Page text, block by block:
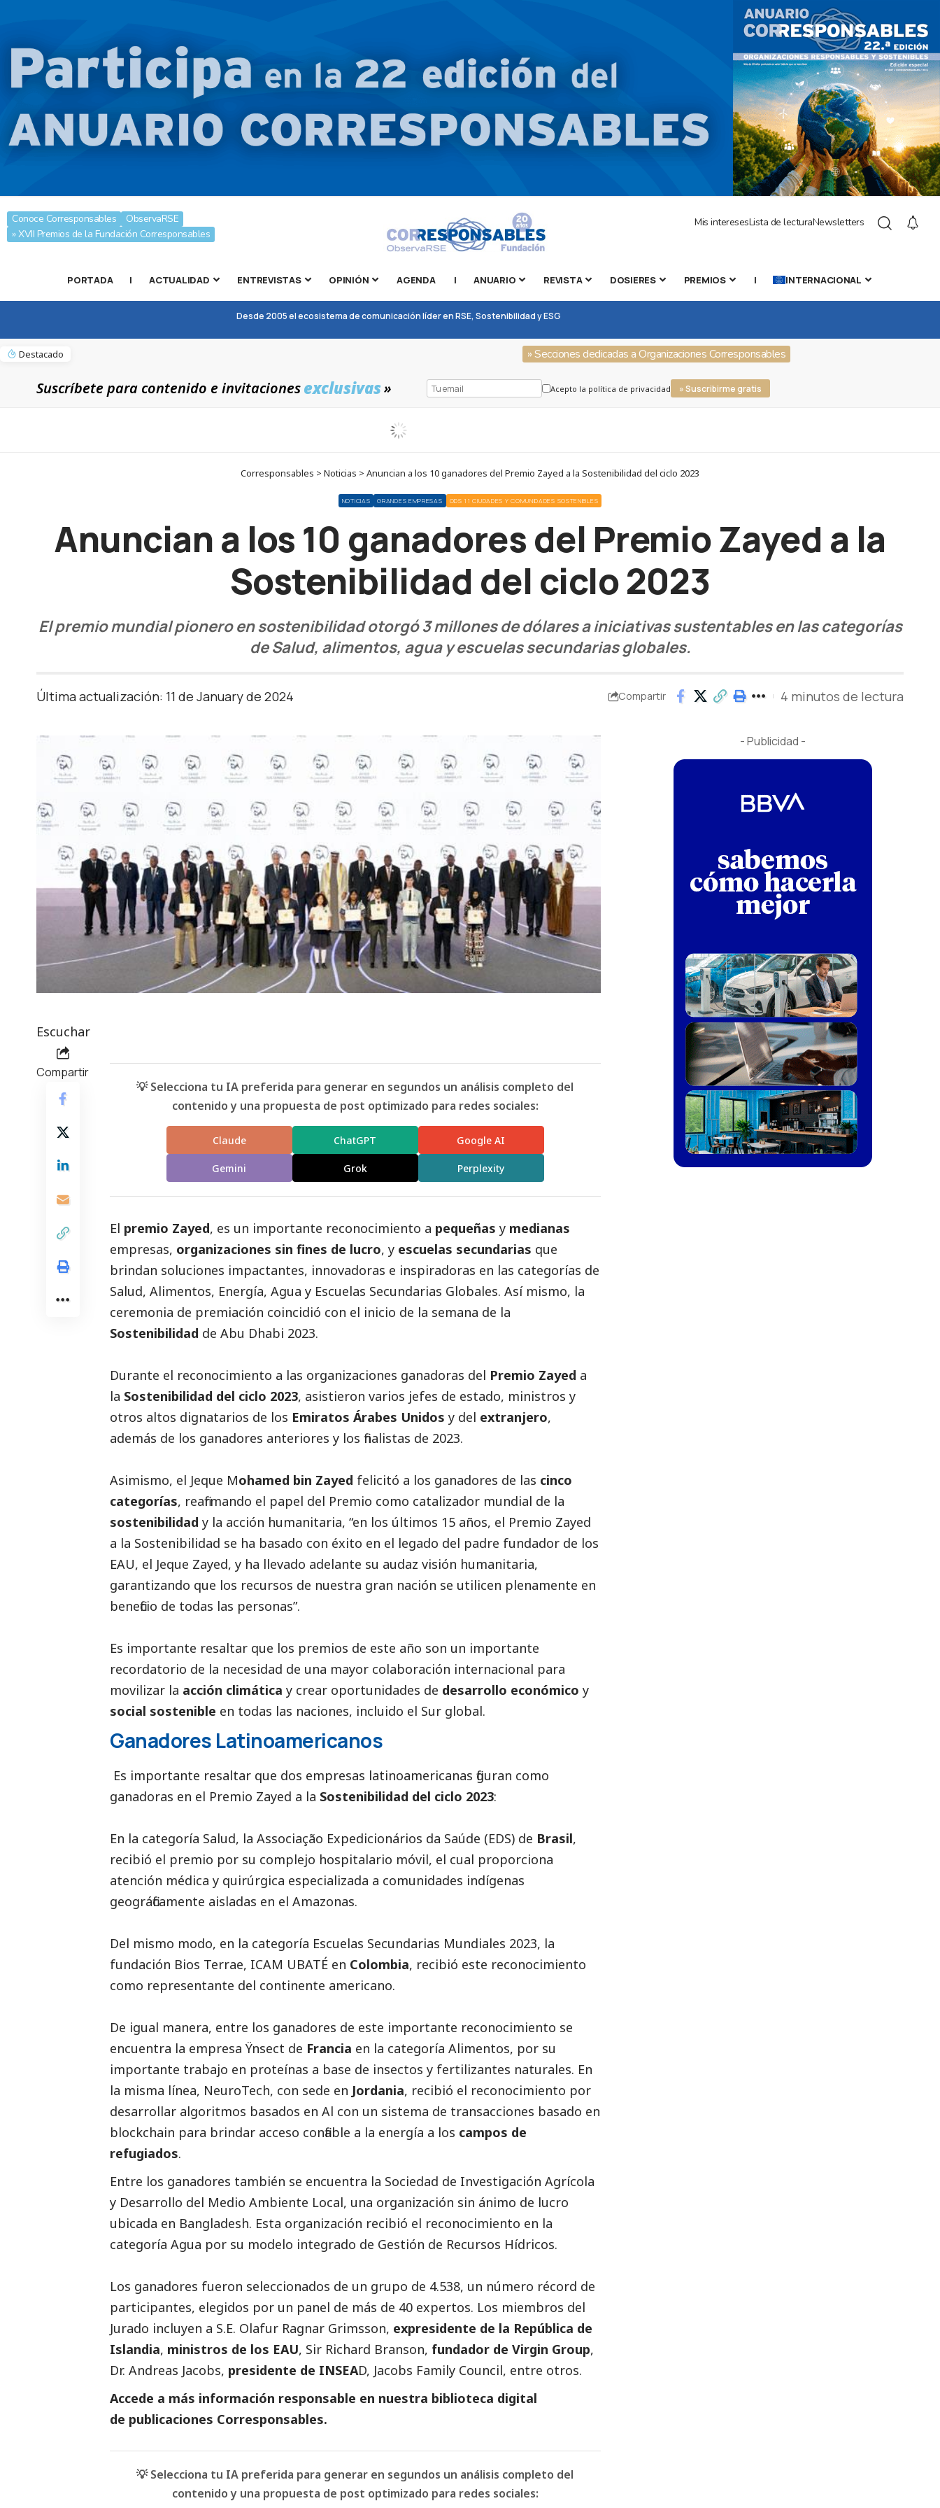
Conoce Corresponsables
ObservaRSE
» XVII Premios de la Fundación Corresponsables
Mis interesesLista de lecturaNewsletters
PORTADA | ACTUALIDAD ENTREVISTAS OPINIÓN AGENDA | ANUARIO REVISTA DOSIERES PREMIOS | INTERNACIONAL
Desde 2005 el ecosistema de comunicación líder en RSE, Sostenibilidad y ESG
Destacado » Secciones dedicadas a Organizaciones Corresponsables
Suscríbete para contenido e invitacionesexclusivas» Acepto la política de privacidad » Suscribirme gratis
Corresponsables > Noticias > Anuncian a los 10 ganadores del Premio Zayed a la Sostenibilidad del ciclo 2023
NOTICIAS GRANDES EMPRESAS ODS 11 CIUDADES Y COMUNIDADES SOSTENIBLES
Anuncian a los 10 ganadores del Premio Zayed a la
Sostenibilidad del ciclo 2023
El premio mundial pionero en sostenibilidad otorgó 3 millones de dólares a iniciativas sustentables en las categorías
de Salud, alimentos, agua y escuelas secundarias globales.
Última actualización: 11 de January de 2024 Compartir 4 minutos de lectura
Escuchar
Compartir
💡 Selecciona tu IA preferida para generar en segundos un análisis completo del
contenido y una propuesta de post optimizado para redes sociales:
Claude ChatGPT Google AI
Gemini Grok Perplexity
El premio Zayed, es un importante reconocimiento a pequeñas y medianas
empresas, organizaciones sin fines de lucro, y escuelas secundarias que
brindan soluciones impactantes, innovadoras e inspiradoras en las categorías de
Salud, Alimentos, Energía, Agua y Escuelas Secundarias Globales. Así mismo, la
ceremonia de premiación coincidió con el inicio de la semana de la
Sostenibilidad de Abu Dhabi 2023.
Durante el reconocimiento a las organizaciones ganadoras del Premio Zayed a
la Sostenibilidad del ciclo 2023, asistieron varios jefes de estado, ministros y
otros altos dignatarios de los Emiratos Árabes Unidos y del extranjero,
además de los ganadores anteriores y los finalistas de 2023.
Asimismo, el Jeque Mohamed bin Zayed felicitó a los ganadores de las cinco
categorías, reafirmando el papel del Premio como catalizador mundial de la
sostenibilidad y la acción humanitaria, “en los últimos 15 años, el Premio Zayed
a la Sostenibilidad se ha basado con éxito en el legado del padre fundador de los
EAU, el Jeque Zayed, y ha llevado adelante su audaz visión humanitaria,
garantizando que los recursos de nuestra gran nación se utilicen plenamente en
beneficio de todas las personas”.
Es importante resaltar que los premios de este año son un importante
recordatorio de la necesidad de una mayor colaboración internacional para
movilizar la acción climática y crear oportunidades de desarrollo económico y
social sostenible en todas las naciones, incluido el Sur global.
Ganadores Latinoamericanos
Es importante resaltar que dos empresas latinoamericanas figuran como
ganadoras en el Premio Zayed a la Sostenibilidad del ciclo 2023:
En la categoría Salud, la Associação Expedicionários da Saúde (EDS) de Brasil,
recibió el premio por su complejo hospitalario móvil, el cual proporciona
atención médica y quirúrgica especializada a comunidades indígenas
geográficamente aisladas en el Amazonas.
Del mismo modo, en la categoría Escuelas Secundarias Mundiales 2023, la
fundación Bios Terrae, ICAM UBATÉ en Colombia, recibió este reconocimiento
como representante del continente americano.
De igual manera, entre los ganadores de este importante reconocimiento se
encuentra la empresa Ÿnsect de Francia en la categoría Alimentos, por su
importante trabajo en proteínas a base de insectos y fertilizantes naturales. En
la misma línea, NeuroTech, con sede en Jordania, recibió el reconocimiento por
desarrollar algoritmos basados en Al con un sistema de transacciones basado en
blockchain para brindar acceso confiable a la energía a los campos de
refugiados.
Entre los ganadores también se encuentra la Sociedad de Investigación Agrícola
y Desarrollo del Medio Ambiente Local, una organización sin ánimo de lucro
ubicada en Bangladesh. Esta organización recibió el reconocimiento en la
categoría Agua por su modelo integrado de Gestión de Recursos Hídricos.
Los ganadores fueron seleccionados de un grupo de 4.538, un número récord de
participantes, elegidos por un panel de más de 40 expertos. Los miembros del
Jurado incluyen a S.E. Olafur Ragnar Grimsson, expresidente de la República de
Islandia, ministros de los EAU, Sir Richard Branson, fundador de Virgin Group,
Dr. Andreas Jacobs, presidente de INSEAD, Jacobs Family Council, entre otros.
Accede a más información responsable en nuestra biblioteca digital
de publicaciones Corresponsables.
💡 Selecciona tu IA preferida para generar en segundos un análisis completo del
contenido y una propuesta de post optimizado para redes sociales:
- Publicidad -